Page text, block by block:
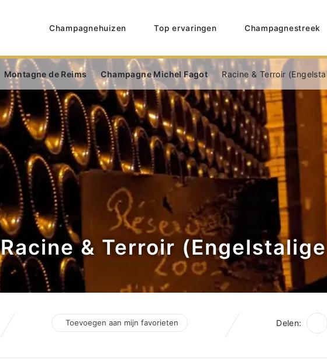
Champagnehuizen Top ervaringen Champagnestreek
Montagne de Reims Champagne Michel Fagot Racine & Terroir
Racine & Terroir
Toevoegen aan mijn favorieten Delen: